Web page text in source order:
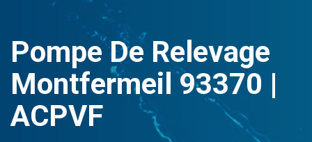
Pompe De Relevage
Montfermeil 93370 |
ACPVF